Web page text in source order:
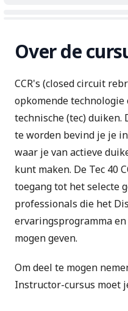
Over de
CCR's (closed circuit
opkomende technologie
technische (tec) duiken.
te worden bevind je je
waar je van actieve
kunt maken. De Tec 40
toegang tot het selecte
professionals die het
ervaringsprogramma en
mogen geven.
Om deel te mogen
Instructor-cursus moet